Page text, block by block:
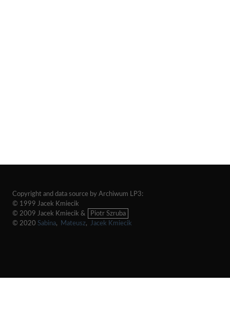
Copyright and data source by Archiwum LP3:
© 1999 Jacek Kmiecik
© 2009 Jacek Kmiecik &
Piotr Szruba
© 2020 Sabina, Mateusz, Jacek Kmiecik